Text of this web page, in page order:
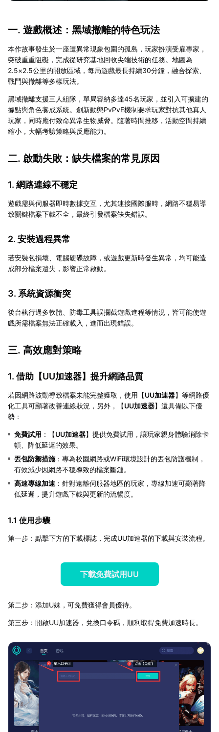
一. 遊戲概述：黑域撤離的特色玩法
本作故事發生於一座遭異常現象包圍的孤島，玩家扮演受雇專家，
突破重重阻礙，完成從研究基地回收尖端技術的任務。地圖為
2.5×2.5公里的開放區域，每局遊戲最長持續30分鐘，融合探索、
戰鬥與撤離等多樣玩法。
黑域撤離支援三人組隊，單局容納多達45名玩家，並引入可擴建的
據點與角色養成系統。創新動態PvPvE機制要求玩家對抗其他真人
玩家，同時應付致命異常生物威脅。隨著時間推移，活動空間持續
縮小，大幅考驗策略與反應能力。
二. 啟動失敗：缺失檔案的常見原因
1. 網路連線不穩定
遊戲需與伺服器即時數據交互，尤其連接國際服時，網路不穩易導
致關鍵檔案下載不全，最終引發檔案缺失錯誤。
2. 安裝過程異常
若安裝包損壞、電腦硬碟故障，或遊戲更新時發生異常，均可能造
成部分檔案遺失，影響正常啟動。
3. 系統資源衝突
後台執行過多軟體、防毒工具誤攔截遊戲進程等情況，皆可能使遊
戲所需檔案無法正確載入，進而出現錯誤。
三. 高效應對策略
1. 借助【UU加速器】提升網路品質
若因網路波動導致檔案未能完整獲取，使用【UU加速器】等網路優
化工具可顯著改善連線狀況，另外，【UU加速器】還具備以下優
勢：
免費試用 ：【UU加速器】提供免費試用，讓玩家親身體驗消除卡
頓、降低延遲的效果。
丟包防禦措施：專為校園網路或WiFi環境設計的丟包防護機制，
有效減少因網路不穩導致的檔案斷鏈。
高速專線加速 ：針對遠離伺服器地區的玩家，專線加速可顯著降
低延遲，提升遊戲下載與更新的流暢度。
1.1 使用步驟
第一步：點擊下方的下載標誌，完成UU加速器的下載與安裝流程。
下載免費試用UU
第二步：添加U妹，可免費獲得會員優待。
第三步：開啟UU加速器，兌換口令碼，順利取得免費加速時長。